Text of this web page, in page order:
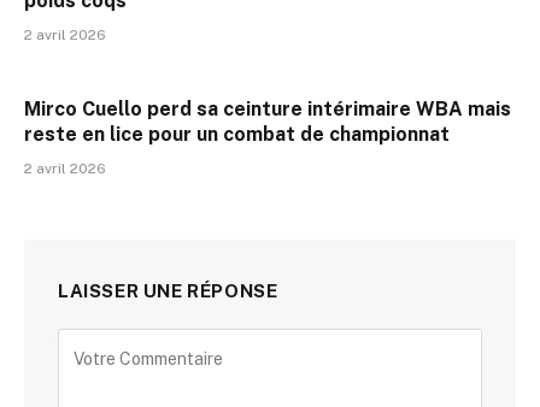
2 avril 2026
Mirco Cuello perd sa ceinture intérimaire WBA mais
reste en lice pour un combat de championnat
2 avril 2026
LAISSER UNE RÉPONSE